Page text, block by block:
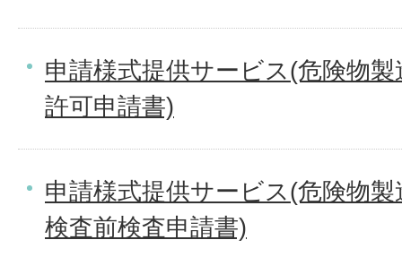
申請様式提供サービス(危険物
許可申請書)
申請様式提供サービス(危険物
検査前検査申請書)